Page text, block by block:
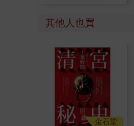
其他人也買
金石堂